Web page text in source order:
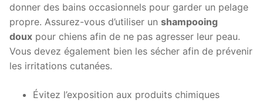
donner des bains occasionnels pour garder un pelage
propre. Assurez-vous d’utiliser un shampooing
doux pour chiens afin de ne pas agresser leur peau.
Vous devez également bien les sécher afin de prévenir
les irritations cutanées.
Évitez l’exposition aux produits chimiques